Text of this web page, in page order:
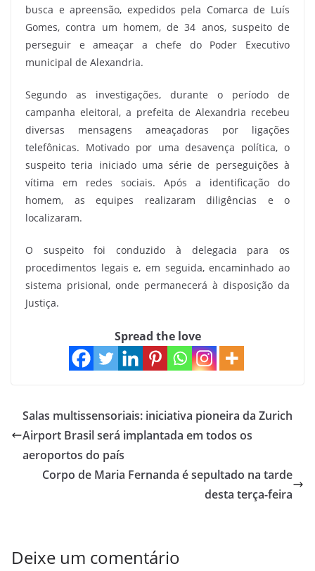
busca e apreensão, expedidos pela Comarca de Luís
Gomes, contra um homem, de 34 anos, suspeito de
perseguir e ameaçar a chefe do Poder Executivo
municipal de Alexandria.
Segundo as investigações, durante o período de
campanha eleitoral, a prefeita de Alexandria recebeu
diversas mensagens ameaçadoras por ligações
telefônicas. Motivado por uma desavença política, o
suspeito teria iniciado uma série de perseguições à
vítima em redes sociais. Após a identificação do
homem, as equipes realizaram diligências e o
localizaram.
O suspeito foi conduzido à delegacia para os
procedimentos legais e, em seguida, encaminhado ao
sistema prisional, onde permanecerá à disposição da
Justiça.
Spread the love
Salas multissensoriais: iniciativa pioneira da Zurich
Airport Brasil será implantada em todos os
aeroportos do país
Corpo de Maria Fernanda é sepultado na tarde
desta terça-feira
Deixe um comentário